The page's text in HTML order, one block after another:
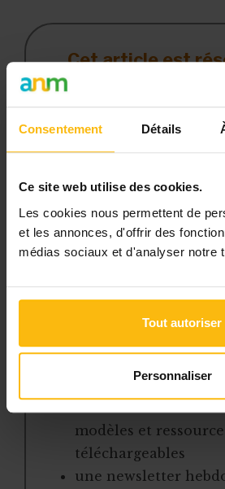
Consentement Détails
Ce site web utilise des cookies.
Les cookies nous permettent de
et les annonces, d'offrir des
médias sociaux et d'analyser notre
Tout autoriser
Personnaliser
Cet article est
L’abonnement
un accès complet à
pratiques et à une
Avec votre abonnement,
bénéficiez de :
des articles, dossiers
jurisprudence
modèles et
téléchargeables
une newsletter